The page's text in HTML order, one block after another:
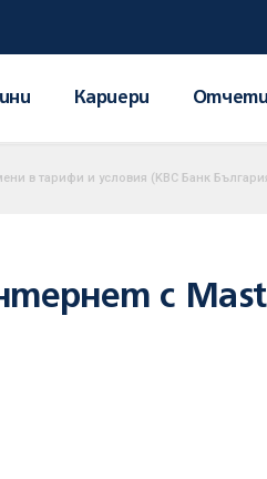
Кариери Отчети
в тарифи и условия (KBC Банк
с